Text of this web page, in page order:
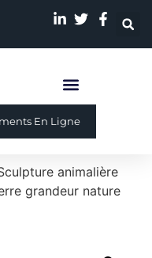
En Ligne
animalière
grandeur nature